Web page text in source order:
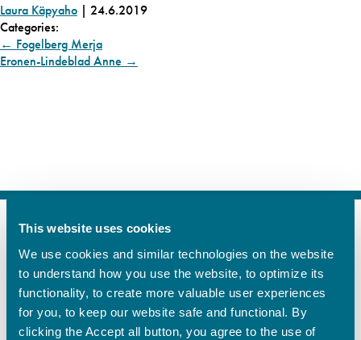
This website uses cookies
We use cookies and similar technologies on the website
to understand how you use the website, to optimize its
functionality, to create more valuable user experiences
for you, to keep our website safe and functional. By
clicking the Accept all button, you agree to the use of
Laura Käpyaho | 24.6.2019
Categories:
← Fogelberg Merja
Eronen-Lindeblad Anne →
FI
SV
EN
YHTEYSTIEDOT